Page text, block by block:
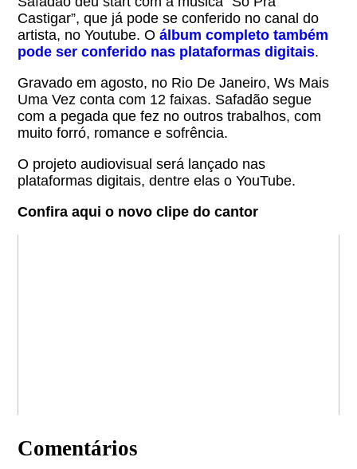
Castigar”, que já pode se conferido no canal do
artista, no Youtube. Oálbum completo também
pode ser conferido nas plataformas digitais.
Gravado em agosto, no Rio De Janeiro, Ws Mais
Uma Vez conta com 12 faixas. Safadão segue
com a pegada que fez no outros trabalhos, com
muito forró, romance e sofrência.
O projeto audiovisual será lançado nas
plataformas digitais, dentre elas o YouTube.
Confira aqui o novo clipe do cantor
Comentários